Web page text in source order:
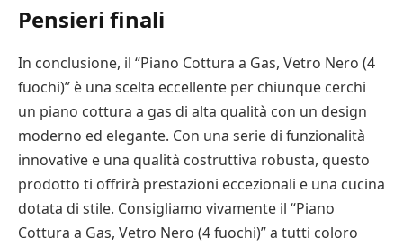
Pensieri finali
In conclusione, il “Piano Cottura a Gas, Vetro Nero (4
fuochi)” è una scelta eccellente per chiunque cerchi
un piano cottura a gas di alta qualità con un design
moderno ed elegante. Con una serie di funzionalità
innovative e una qualità costruttiva robusta, questo
prodotto ti offrirà prestazioni eccezionali e una cucina
dotata di stile. Consigliamo vivamente il “Piano
Cottura a Gas, Vetro Nero (4 fuochi)” a tutti coloro